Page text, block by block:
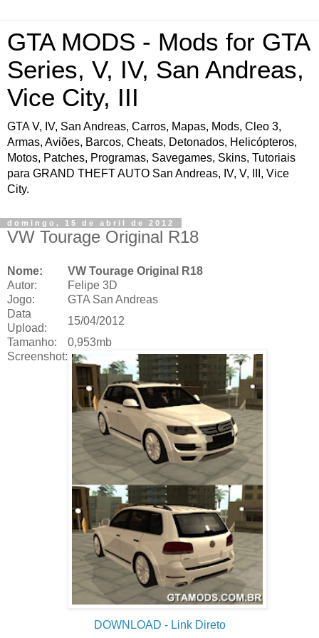
GTA MODS - Mods for GTA
Series, V, IV, San Andreas,
Vice City, III
GTA V, IV, San Andreas, Carros, Mapas, Mods, Cleo 3,
Armas, Aviões, Barcos, Cheats, Detonados, Helicópteros,
Motos, Patches, Programas, Savegames, Skins, Tutoriais
para GRAND THEFT AUTO San Andreas, IV, V, III, Vice
City.
domingo, 15 de abril de 2012
VW Tourage Original R18
Nome:
VW Tourage Original R18
Autor:
Felipe 3D
Jogo:
GTA San Andreas
Data
Upload:
15/04/2012
Tamanho:
0,953mb
Screenshot:
DOWNLOAD - Link Direto